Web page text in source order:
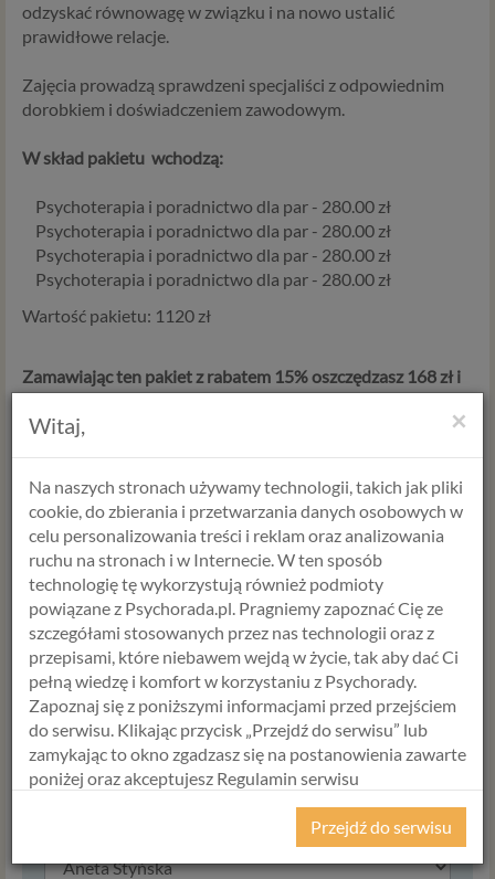
odzyskać równowagę w związku i na nowo ustalić
prawidłowe relacje.
Zajęcia prowadzą sprawdzeni specjaliści z odpowiednim
dorobkiem i doświadczeniem zawodowym.
W skład pakietu wchodzą:
Psychoterapia i poradnictwo dla par - 280.00 zł
Psychoterapia i poradnictwo dla par - 280.00 zł
Psychoterapia i poradnictwo dla par - 280.00 zł
Psychoterapia i poradnictwo dla par - 280.00 zł
Wartość pakietu: 1120 zł
Zamawiając ten pakiet z rabatem 15% oszczędzasz 168 zł i
zapłacisz 952 zł
Formularz zamówienia
Tak, zamawiamPakiet Terapia
dla par - 4 kosultacje x 90 min z
rabatem 15% w cenie952,00 zł
Cena
952,00zł
Ilość
×
Witaj,
Na naszych stronach używamy technologii, takich jak pliki
cookie, do zbierania i przetwarzania danych osobowych w
celu personalizowania treści i reklam oraz analizowania
ruchu na stronach i w Internecie. W ten sposób
technologię tę wykorzystują również podmioty
powiązane z Psychorada.pl. Pragniemy zapoznać Cię ze
szczegółami stosowanych przez nas technologii oraz z
przepisami, które niebawem wejdą w życie, tak aby dać Ci
pełną wiedzę i komfort w korzystaniu z Psychorady.
Zapoznaj się z poniższymi informacjami przed przejściem
do serwisu. Klikając przycisk „Przejdź do serwisu” lub
zamykając to okno zgadzasz się na postanowienia zawarte
poniżej oraz akceptujesz Regulamin serwisu
Psychorada.pl i Politykę Prywatności.
Przejdź do serwisu